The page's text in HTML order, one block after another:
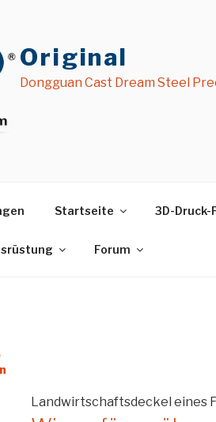
Original
Dongguan Cast Dream Steel
Startseite 3D-
Forum
Landwirtschaftsdeckel eines